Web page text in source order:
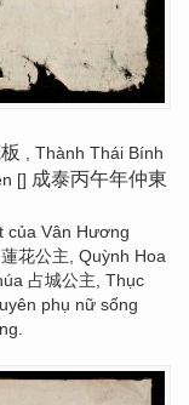
, Thành Thái Bính
[] 成泰丙午年仲東
của Vân Hương
花公主, Quỳnh Hoa
占城公主, Thục
phụ nữ sống